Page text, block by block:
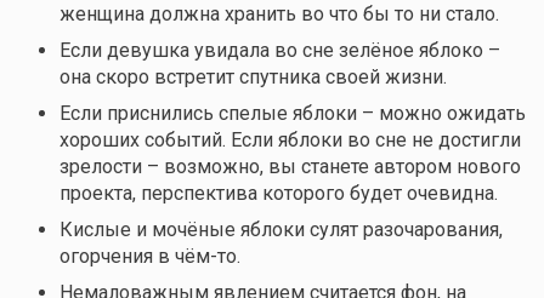
женщина должна хранить во что бы то ни стало.
Если девушка увидала во сне зелёное яблоко –
она скоро встретит спутника своей жизни.
Если приснились спелые яблоки – можно ожидать
хороших событий. Если яблоки во сне не достигли
зрелости – возможно, вы станете автором нового
проекта, перспектива которого будет очевидна.
Кислые и мочёные яблоки сулят разочарования,
огорчения в чём-то.
Немаловажным явлением считается фон, на